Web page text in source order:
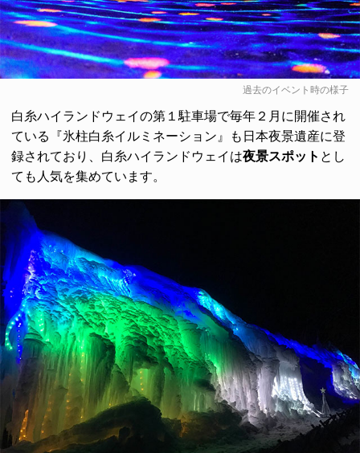
過去のイベント時の様子
白糸ハイランドウェイの第１駐車場で毎年２月に開催され
ている『氷柱白糸イルミネーション』も日本夜景遺産に登
録されており、白糸ハイランドウェイは夜景スポット とし
ても人気を集めています。